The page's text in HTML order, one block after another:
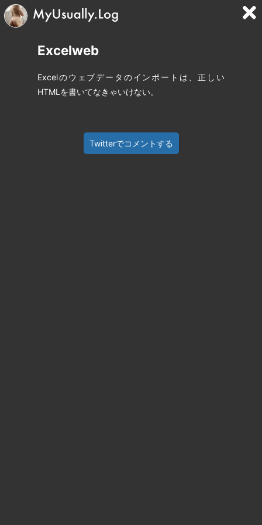
Excelweb
Excelのウェブデータのインポートは、正しい
HTMLを書いてなきゃいけない。
Twitterでコメントする